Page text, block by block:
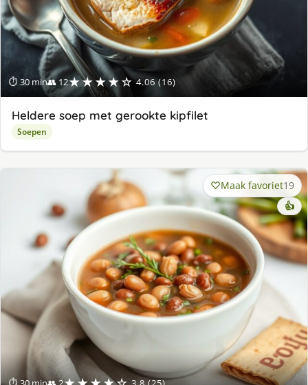
⏱ 30 min👥 12★★★★☆ 4.06 (16)
Heldere soep met gerookte kipfilet
Soepen
Maak favoriet19
👍